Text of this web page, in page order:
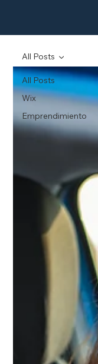
All Posts
Wix
Emprendimiento
All Posts